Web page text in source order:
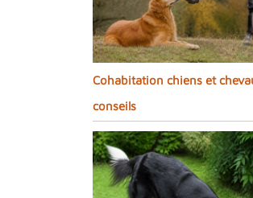
Cohabitation chiens et
conseils